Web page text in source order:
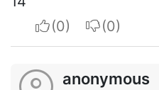
I apreciateI do not
anonymous